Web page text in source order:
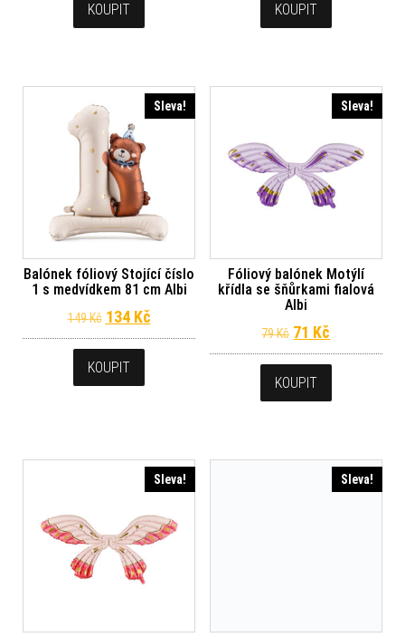
KOUPIT KOUPIT
Sleva!
Balónek fóliový Stojící číslo
1 s medvídkem 81 cm Albi
149Kč Původní cena byla: 149 Kč.
134 KčAktuální cena je: 134 Kč.
KOUPIT
Sleva!
Fóliový balónek Motýlí
křídla se šňůrkami fialová
Albi
79Kč Původní cena
71 Kč
KOUPIT
Sleva! Sleva!